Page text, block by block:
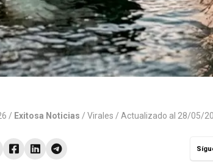
/ Exitosa Noticias / Virales / Actualizado al 28/05/